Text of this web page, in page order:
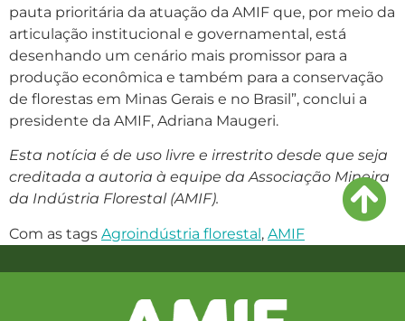
pauta prioritária da atuação da AMIF que, por meio da
articulação institucional e governamental, está
desenhando um cenário mais promissor para a
produção econômica e também para a conservação
de florestas em Minas Gerais e no Brasil”, conclui a
presidente da AMIF, Adriana Maugeri.
Esta notícia é de uso livre e irrestrito desde que seja
creditada a autoria à equipe da Associação Mineira
da Indústria Florestal (AMIF).
Com as tags Agroindústria florestal, AMIF